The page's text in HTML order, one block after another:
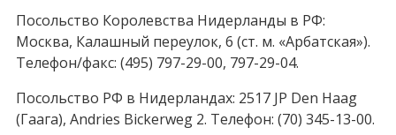
Посольство Королевства Нидерланды в РФ:
Москва, Калашный переулок, 6 (ст. м. «Арбатская»).
Телефон/факс: (495) 797-29-00, 797-29-04.
Посольство РФ в Нидерландах: 2517 JP Den Haag
(Гаага), Andries Bickerweg 2. Телефон: (70) 345-13-00.